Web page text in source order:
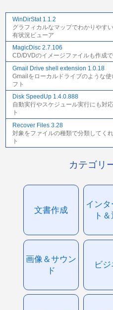
WinDirStat 1.1.2
グラフィカルなマップでわかりやす
有状況ビューア
MagicDisc 2.7.106
CD/DVDのイメージファイルも作成
Gmail Drive shell extension 1.0.18
Gmailをローカルドライブのような
フト
Disk SpeedUp 1.4.0.888
自動実行やスケジュール実行にも対
ト
Recover Files 3.28
対象をファイルの種類で分類してく
ト
カテゴリ
文書作成
インタ
ト
画像＆サウン
ド
ビ